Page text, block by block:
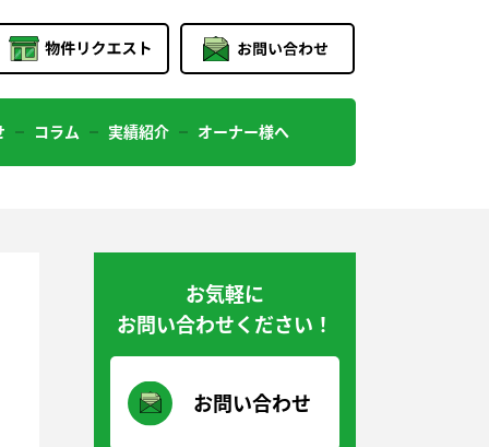
コラム 実績紹介 オーナー様へ
お気軽に
お問い合わせください！
お問い合わせ